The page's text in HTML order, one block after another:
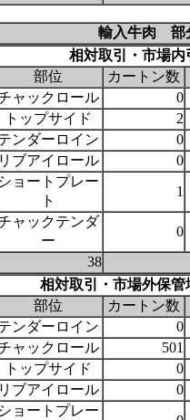
輸入牛肉 部
相対取引・市場内
部位 カートン数
ャックロール 0
トップサイド
2
ンダーロイン
0
リブアイロール 0
ショートプレー
ト
1
ャックテンダ
ー
0
38
相対取引・市場外保管
部位 カートン数
ンダーロイン 0
ャックロール
501
トップサイド
0
リブアイロール
0
ショートプレー